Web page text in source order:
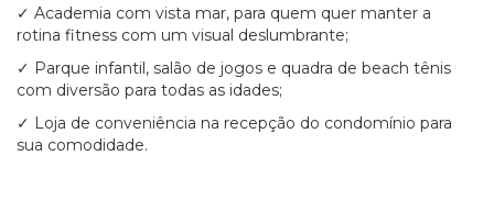
✓ Academia com vista mar, para quem quer manter a
rotina fitness com um visual deslumbrante;
✓ Parque infantil, salão de jogos e quadra de beach tênis
com diversão para todas as idades;
✓ Loja de conveniência na recepção do condomínio para
sua comodidade.